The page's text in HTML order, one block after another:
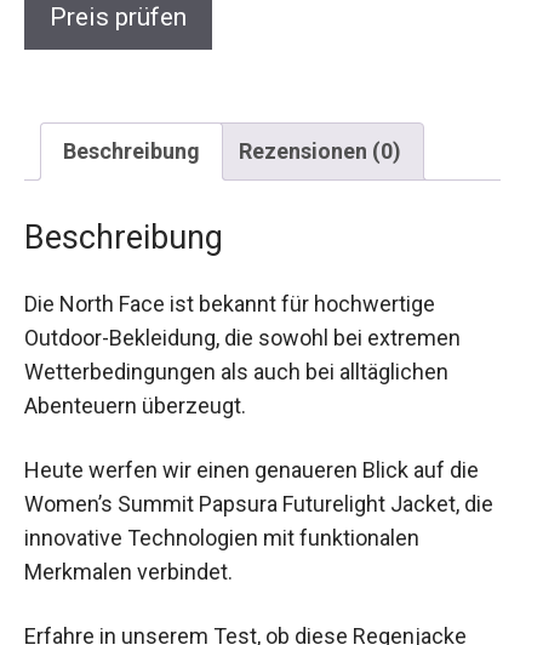
Preis prüfen
Beschreibung Rezensionen (0)
Beschreibung
Die North Face ist bekannt für hochwertige
Outdoor-Bekleidung, die sowohl bei extremen
Wetterbedingungen als auch bei alltäglichen
Abenteuern überzeugt.
Heute werfen wir einen genaueren Blick auf die
Women’s Summit Papsura Futurelight Jacket, die
innovative Technologien mit funktionalen
Merkmalen verbindet.
Erfahre in unserem Test, ob diese Regenjacke